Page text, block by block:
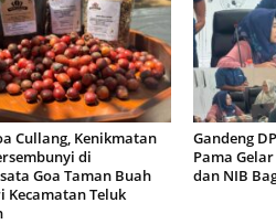
Cullang, Kenikmatan
di
Goa Taman Buah
Kecamatan Teluk
Gandeng
Pama
dan NIB